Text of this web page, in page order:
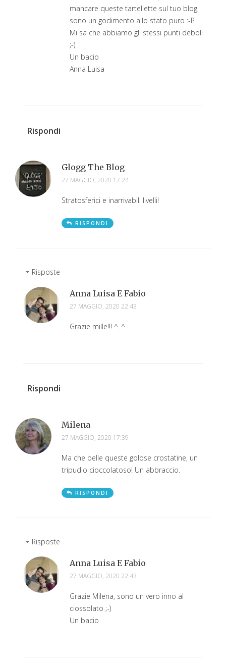
mancare queste tartellette sul tuo blog,
sono un godimento allo stato puro :-P
Mi sa che abbiamo gli stessi punti deboli
;-)
Un bacio
Anna Luisa
Rispondi
Glogg The Blog
27 MAGGIO, 2020 17:24
Stratosferici e inarrivabili livelli!
RISPONDI
Risposte
Anna Luisa E Fabio
27 MAGGIO, 2020 22:43
Grazie mille!!! ^_^
Rispondi
Milena
27 MAGGIO, 2020 17:39
Ma che belle queste golose crostatine, un
tripudio cioccolatoso! Un abbraccio.
RISPONDI
Risposte
Anna Luisa E Fabio
27 MAGGIO, 2020 22:43
Grazie Milena, sono un vero inno al
ciossolato ;-)
Un bacio